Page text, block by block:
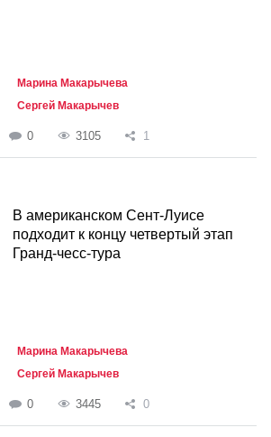
Марина Макарычева
Сергей Макарычев
0 3105 1
В американском Сент-Луисе
подходит к концу четвертый этап
Гранд-чесс-тура
Марина Макарычева
Сергей Макарычев
0 3445 0